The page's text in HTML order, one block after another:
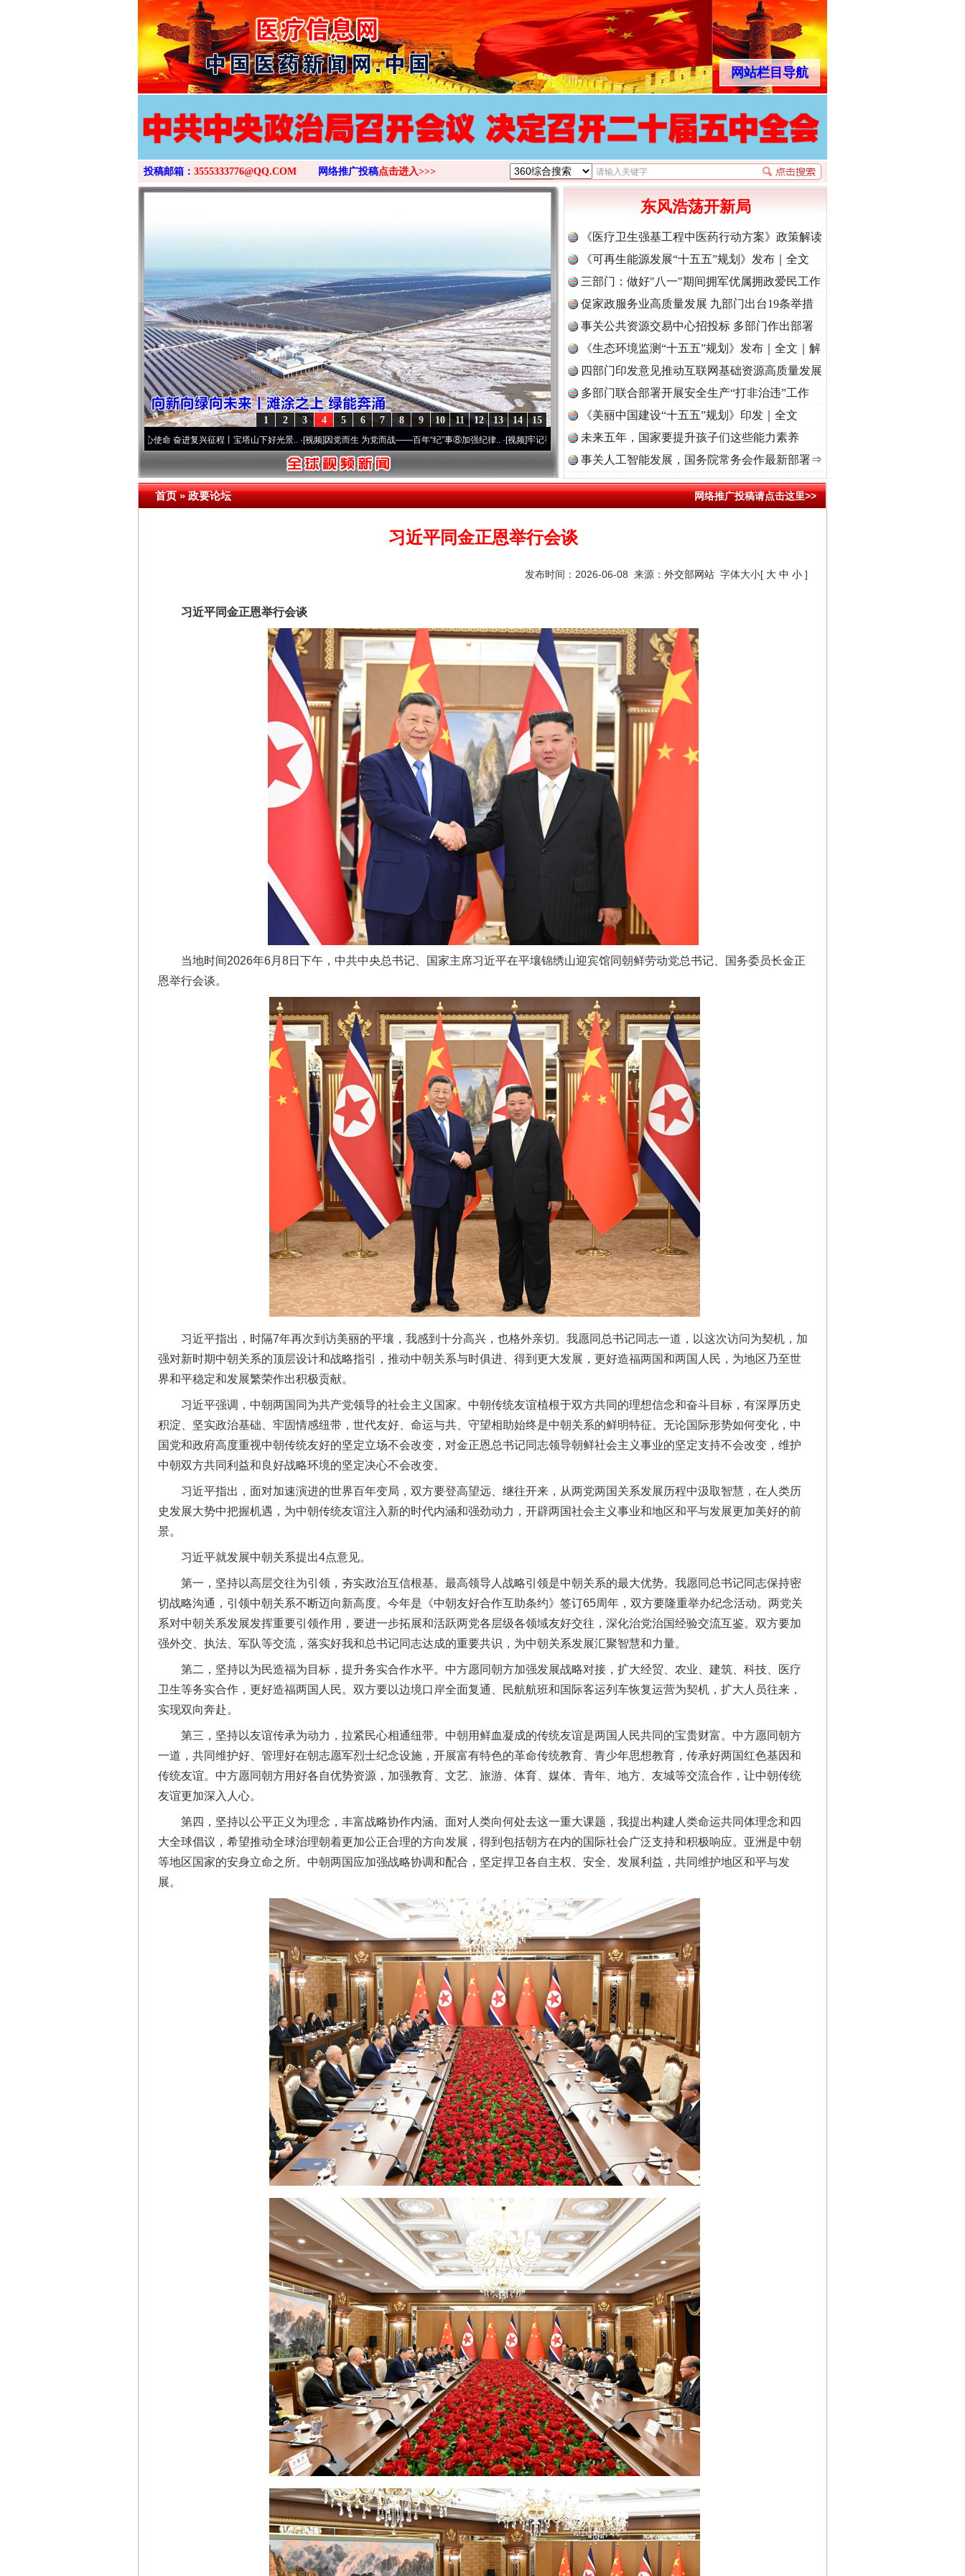
>
网站栏目导航
投稿邮箱： 3555333776@QQ.COM 网络推广投稿点击进入>>>
15
14
13
12
11
10
9
8
7
6
5
4
3
2
1
牢记初心使命 奋进复兴征程丨宝塔山下好光景..·[视频]因党而生 为党而战——百年“纪”事⑧加强纪律..·[视频]牢记初心使命 奋进复兴征程丨“转折之城”激荡..·[视频]牢记初心使命 奋进复兴征程丨红船起航处 潮起..
东风浩荡开新局
《医疗卫生强基工程中医药行动方案》政策解读
《可再生能源发展“十五五”规划》发布｜全文
三部门：做好"八一"期间拥军优属拥政爱民工作
促家政服务业高质量发展 九部门出台19条举措
事关公共资源交易中心招投标 多部门作出部署
《生态环境监测“十五五”规划》发布｜全文｜解
读
四部门印发意见推动互联网基础资源高质量发展
多部门联合部署开展安全生产“打非治违”工作
《美丽中国建设“十五五”规划》印发｜全文
未来五年，国家要提升孩子们这些能力素养
事关人工智能发展，国务院常务会作最新部署⇒
首页»政要论坛 网络推广投稿请点击这里>>
习近平同金正恩举行会谈
发布时间：2026-06-08 来源： 外交部网站 字体大小[ 大 中 小 ]
习近平同金正恩举行会谈
当地时间2026年6月8日下午，中共中央总书记、国家主席习近平在平壤锦绣山迎宾馆同朝鲜劳动党总书记、国务委员长金正
恩举行会谈。
习近平指出，时隔7年再次到访美丽的平壤，我感到十分高兴，也格外亲切。我愿同总书记同志一道，以这次访问为契机，加
强对新时期中朝关系的顶层设计和战略指引，推动中朝关系与时俱进、得到更大发展，更好造福两国和两国人民，为地区乃至世
界和平稳定和发展繁荣作出积极贡献。
习近平强调，中朝两国同为共产党领导的社会主义国家。中朝传统友谊植根于双方共同的理想信念和奋斗目标，有深厚历史
积淀、坚实政治基础、牢固情感纽带，世代友好、命运与共、守望相助始终是中朝关系的鲜明特征。无论国际形势如何变化，中
国党和政府高度重视中朝传统友好的坚定立场不会改变，对金正恩总书记同志领导朝鲜社会主义事业的坚定支持不会改变，维护
中朝双方共同利益和良好战略环境的坚定决心不会改变。
习近平指出，面对加速演进的世界百年变局，双方要登高望远、继往开来，从两党两国关系发展历程中汲取智慧，在人类历
史发展大势中把握机遇，为中朝传统友谊注入新的时代内涵和强劲动力，开辟两国社会主义事业和地区和平与发展更加美好的前
景。
习近平就发展中朝关系提出4点意见。
第一，坚持以高层交往为引领，夯实政治互信根基。最高领导人战略引领是中朝关系的最大优势。我愿同总书记同志保持密
切战略沟通，引领中朝关系不断迈向新高度。今年是《中朝友好合作互助条约》签订65周年，双方要隆重举办纪念活动。两党关
系对中朝关系发展发挥重要引领作用，要进一步拓展和活跃两党各层级各领域友好交往，深化治党治国经验交流互鉴。双方要加
强外交、执法、军队等交流，落实好我和总书记同志达成的重要共识，为中朝关系发展汇聚智慧和力量。
第二，坚持以为民造福为目标，提升务实合作水平。中方愿同朝方加强发展战略对接，扩大经贸、农业、建筑、科技、医疗
卫生等务实合作，更好造福两国人民。双方要以边境口岸全面复通、民航航班和国际客运列车恢复运营为契机，扩大人员往来，
实现双向奔赴。
第三，坚持以友谊传承为动力，拉紧民心相通纽带。中朝用鲜血凝成的传统友谊是两国人民共同的宝贵财富。中方愿同朝方
一道，共同维护好、管理好在朝志愿军烈士纪念设施，开展富有特色的革命传统教育、青少年思想教育，传承好两国红色基因和
传统友谊。中方愿同朝方用好各自优势资源，加强教育、文艺、旅游、体育、媒体、青年、地方、友城等交流合作，让中朝传统
友谊更加深入人心。
第四，坚持以公平正义为理念，丰富战略协作内涵。面对人类向何处去这一重大课题，我提出构建人类命运共同体理念和四
大全球倡议，希望推动全球治理朝着更加公正合理的方向发展，得到包括朝方在内的国际社会广泛支持和积极响应。亚洲是中朝
等地区国家的安身立命之所。中朝两国应加强战略协调和配合，坚定捍卫各自主权、安全、发展利益，共同维护地区和平与发
展。
网上购药对药下症？
茶叶“炒上天”
“神药”背后的真相